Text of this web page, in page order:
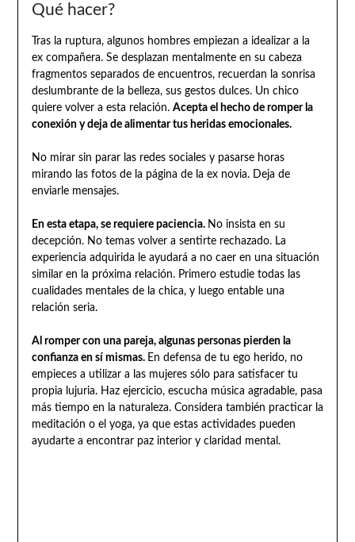
Qué hacer?
Tras la ruptura, algunos hombres empiezan a idealizar a la
ex compañera. Se desplazan mentalmente en su cabeza
fragmentos separados de encuentros, recuerdan la sonrisa
deslumbrante de la belleza, sus gestos dulces. Un chico
quiere volver a esta relación. Acepta el hecho de romper la
conexión y deja de alimentar tus heridas emocionales.
No mirar sin parar las redes sociales y pasarse horas
mirando las fotos de la página de la ex novia. Deja de
enviarle mensajes.
En esta etapa, se requiere paciencia. No insista en su
decepción. No temas volver a sentirte rechazado. La
experiencia adquirida le ayudará a no caer en una situación
similar en la próxima relación. Primero estudie todas las
cualidades mentales de la chica, y luego entable una
relación seria.
Al romper con una pareja, algunas personas pierden la
confianza en sí mismas. En defensa de tu ego herido, no
empieces a utilizar a las mujeres sólo para satisfacer tu
propia lujuria. Haz ejercicio, escucha música agradable, pasa
más tiempo en la naturaleza. Considera también practicar la
meditación o el yoga, ya que estas actividades pueden
ayudarte a encontrar paz interior y claridad mental.